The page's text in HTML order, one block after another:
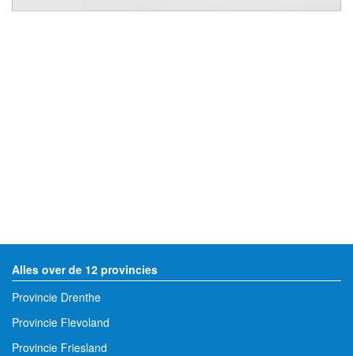
Alles over de 12 provincies
Provincie Drenthe
Provincie Flevoland
Provincie Friesland